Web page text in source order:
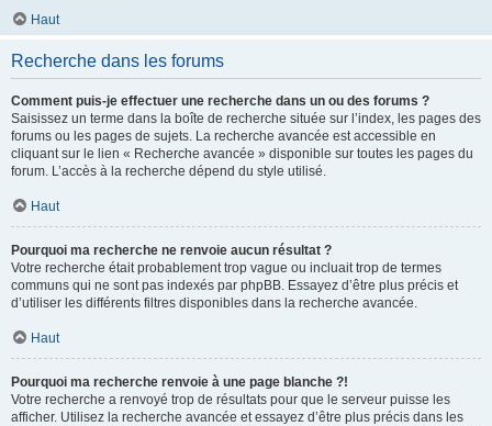
Haut
Recherche dans les forums
Comment puis-je effectuer une recherche dans un ou des forums ?
Saisissez un terme dans la boîte de recherche située sur l’index, les pages des
forums ou les pages de sujets. La recherche avancée est accessible en
cliquant sur le lien « Recherche avancée » disponible sur toutes les pages du
forum. L’accès à la recherche dépend du style utilisé.
Haut
Pourquoi ma recherche ne renvoie aucun résultat ?
Votre recherche était probablement trop vague ou incluait trop de termes
communs qui ne sont pas indexés par phpBB. Essayez d’être plus précis et
d’utiliser les différents filtres disponibles dans la recherche avancée.
Haut
Pourquoi ma recherche renvoie à une page blanche ?!
Votre recherche a renvoyé trop de résultats pour que le serveur puisse les
afficher. Utilisez la recherche avancée et essayez d’être plus précis dans les